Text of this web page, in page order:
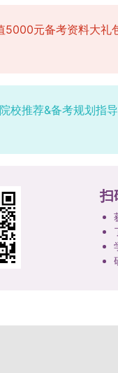
表现材料进行复
录取办法1.考生
则，根据招生计
身心健康状况等
网上公示，并完
院将向合格考生
论深度，强化后
融合方面，学校
库建设成效显著
库，“十四五”以
视野。通过系列
成果丰硕：
检索论文占比达
大赛”等赛事中
200余项。（一
台建设通过科技
5000元备考资料大礼
校推荐&备考规划指
扫